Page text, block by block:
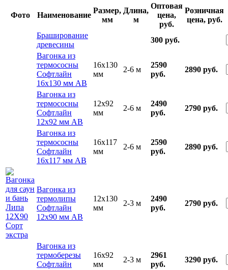
Фото Наименование
Размер,
мм
Длина,
м
Оптовая
цена,
руб.
Розничная
цена, руб.
Браширование
древесины
300 руб.
Вагонка из
термососны
Софтлайн
16х130 мм АВ
16x130
мм
2-6 м
2590
руб.
2890 руб.
Вагонка из
термососны
Софтлайн
12х92 мм АВ
12x92
мм
2-6 м
2490
руб.
2790 руб.
Вагонка из
термососны
Софтлайн
16х117 мм АВ
16x117
мм
2-6 м
2590
руб.
2890 руб.
Вагонка из
термолипы
Софтлайн
12х90 мм АВ
12x130
мм
2-3 м
2490
руб.
2790 руб.
Вагонка из
термоберезы
Софтлайн
16x92
мм
2-3 м
2961
руб.
3290 руб.